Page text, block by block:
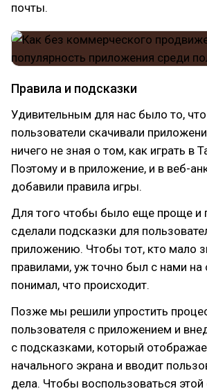
почты.
Правила и подсказки
Удивительным для нас было то,
пользователи скачивали
ничего не зная о том, как играть в
Поэтому и в приложение, и в веб-
добавили правила игры.
Для того чтобы было еще проще и
сделали подсказки для
приложению. Чтобы тот, кто мало
правилами, уж точно был с нами на
понимал, что происходит.
Позже мы решили упростить
пользователя с приложением и
с подсказками, который
начального экрана и вводит
дела. Чтобы воспользоваться этой